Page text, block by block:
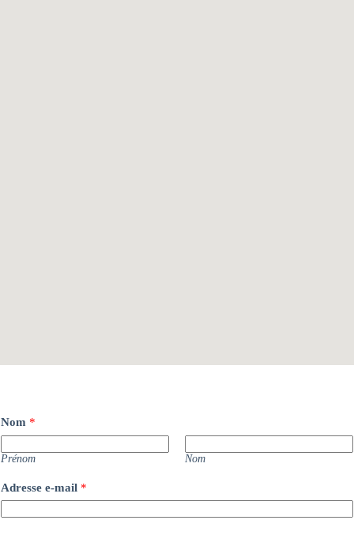
Nom *
Prénom Nom
Adresse e-mail *